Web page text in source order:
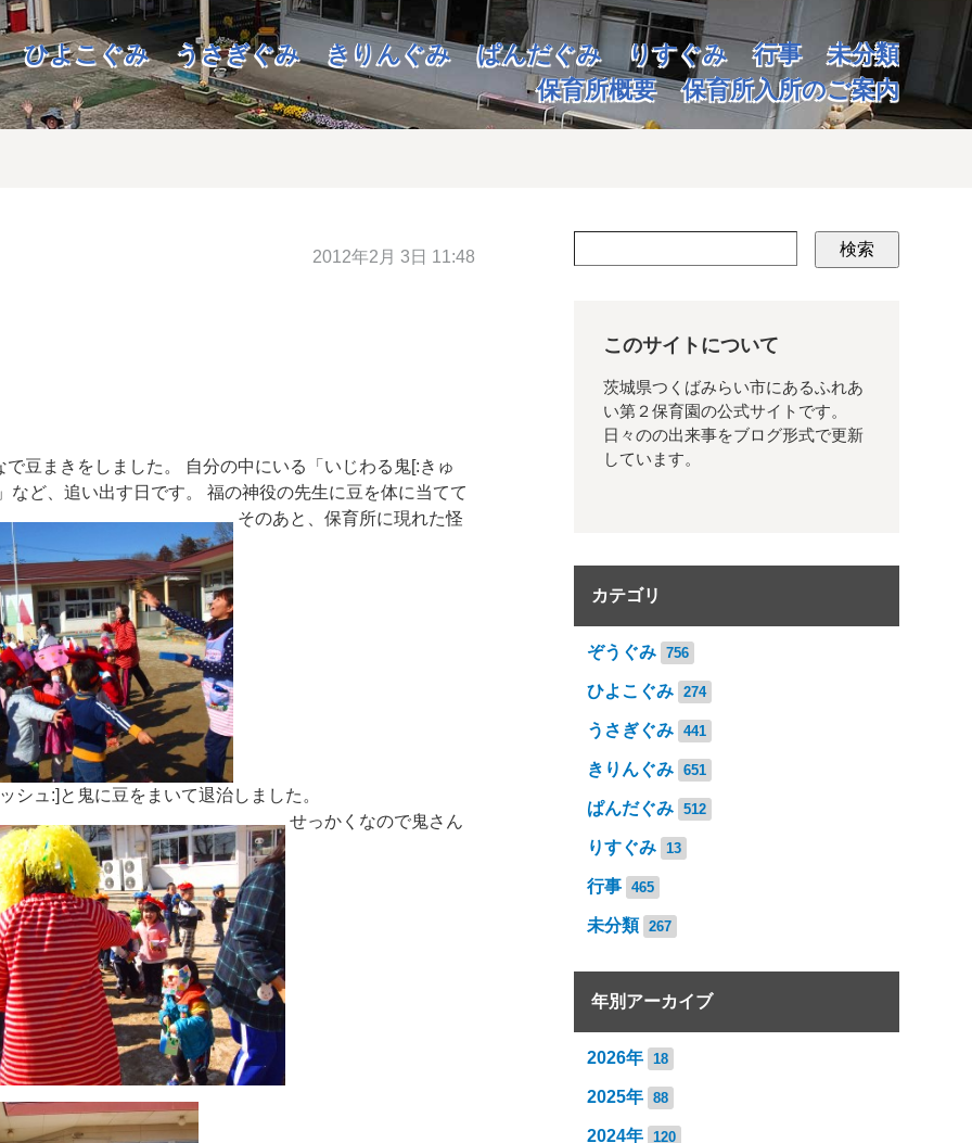
ひよこぐみ うさぎぐみ きりんぐみ ぱんだぐみ りすぐみ 行事
未分類
保育所概要
保育所入所のご案内
2012年2月 3日 11:48
豆まきをしました。 自分の中にいる「いじわる鬼[:きゅ
ど、追い出す日です。 福の神役の先生に豆を体に当てて
そのあと、保育所に現れた怪
シュ:]と鬼に豆をまいて退治しました。
せっかくなので鬼さん
検索
このサイトについて
茨城県つくばみらい市にあるふれあ
い第２保育園の公式サイトです。
日々のの出来事をブログ形式で更新
しています。
カテゴリ
ぞうぐみ 756
ひよこぐみ 274
うさぎぐみ 441
きりんぐみ 651
ぱんだぐみ 512
りすぐみ 13
行事 465
未分類 267
年別アーカイブ
2026年 18
2025年 88
2024年 120